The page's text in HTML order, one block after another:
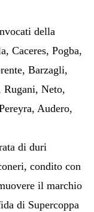
della
Caceres, Pogba,
Barzagli,
Neto,
Audero,
di duri
condito con
il marchio
di Supercoppa